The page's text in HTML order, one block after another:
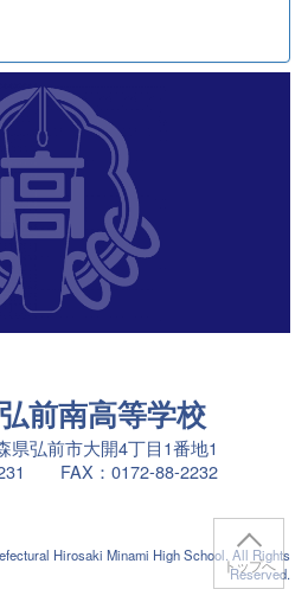
前南高等学校
弘前市大開4丁目1番地1
FAX：0172-88-2232
Hirosaki Minami High School. All Rights
Reserved.
トップへ